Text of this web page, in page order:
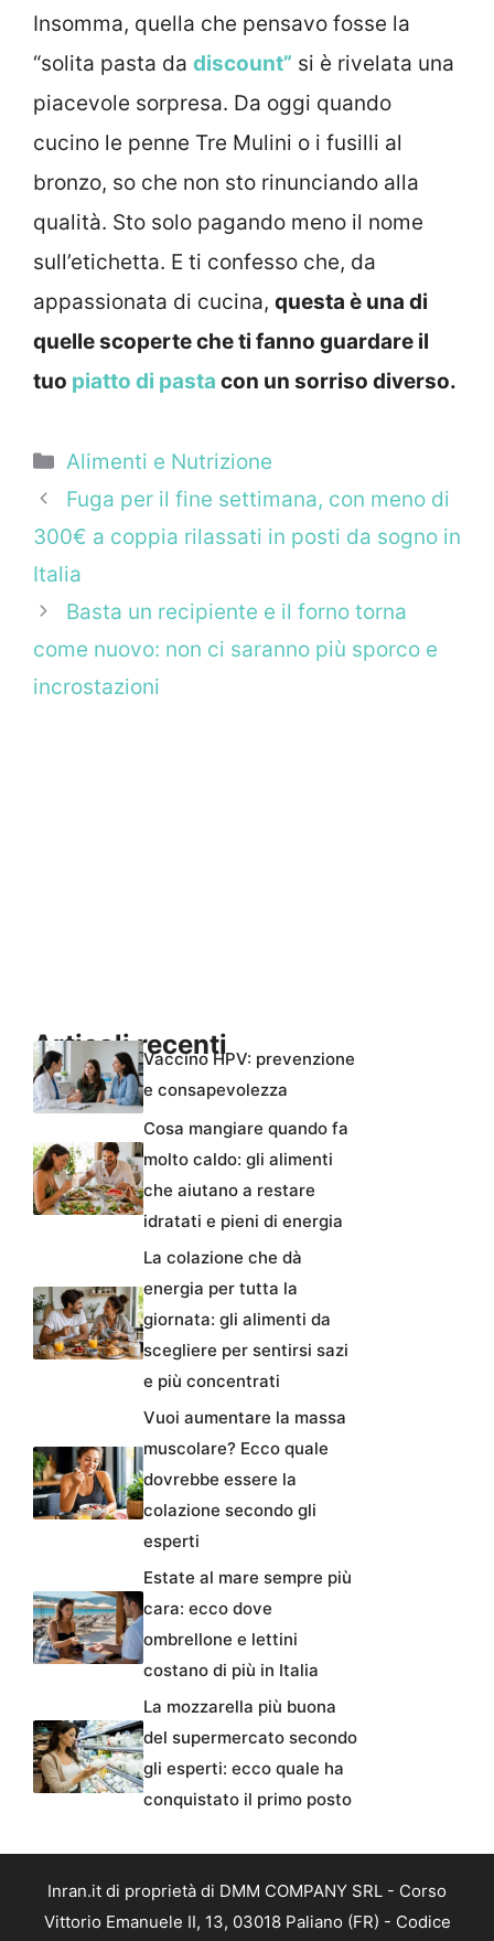
Insomma, quella che pensavo fosse la
“solita pasta da discount” si è rivelata una
piacevole sorpresa. Da oggi quando
cucino le penne Tre Mulini o i fusilli al
bronzo, so che non sto rinunciando alla
qualità. Sto solo pagando meno il nome
sull’etichetta. E ti confesso che, da
appassionata di cucina, questa è una di
quelle scoperte che ti fanno guardare il
tuo piatto di pasta con un sorriso diverso.
Categorie
Alimenti e Nutrizione
Fuga per il fine settimana, con meno di
300€ a coppia rilassati in posti da sogno in
Italia
Basta un recipiente e il forno torna
come nuovo: non ci saranno più sporco e
incrostazioni
Articoli recentiVaccino HPV: prevenzione
e consapevolezza
Cosa mangiare quando fa
molto caldo: gli alimenti
che aiutano a restare
idratati e pieni di energia
La colazione che dà
energia per tutta la
giornata: gli alimenti da
scegliere per sentirsi sazi
e più concentrati
Vuoi aumentare la massa
muscolare? Ecco quale
dovrebbe essere la
colazione secondo gli
esperti
Estate al mare sempre più
cara: ecco dove
ombrellone e lettini
costano di più in Italia
La mozzarella più buona
del supermercato secondo
gli esperti: ecco quale ha
conquistato il primo posto
Inran.it di proprietà di DMM COMPANY SRL - Corso
Vittorio Emanuele II, 13, 03018 Paliano (FR) - Codice